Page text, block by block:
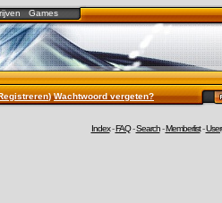
Games
)Wachtwoord vergeten?
Index-FAQ-Search-Memberlist-